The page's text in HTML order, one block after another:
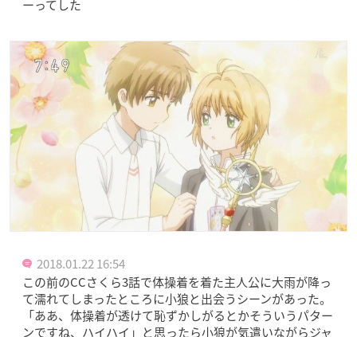
ーってした
2018.01.22 16:54
この前のCCさくら3話で体操着を着た主人公に大雨が降っ
て濡れてしまったところに小狼と出会うシーンがあった。
「ああ、体操着が透けて恥ずかしがるとかそういうパター
ンですね、ハイハイ」と思ったら小狼が気遣いながらジャ